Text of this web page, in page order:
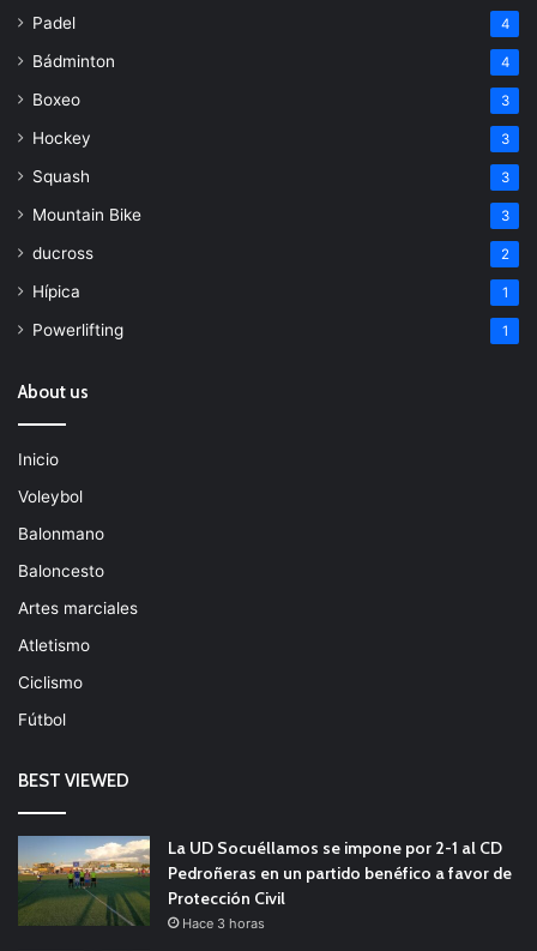
Padel 4
Bádminton 4
Boxeo 3
Hockey 3
Squash 3
Mountain Bike 3
ducross 2
Hípica 1
Powerlifting 1
About us
Inicio
Voleybol
Balonmano
Baloncesto
Artes marciales
Atletismo
Ciclismo
Fútbol
BEST VIEWED
La UD Socuéllamos se impone por 2-1 al CD
Pedroñeras en un partido benéfico a favor de
Protección Civil
Hace 3 horas